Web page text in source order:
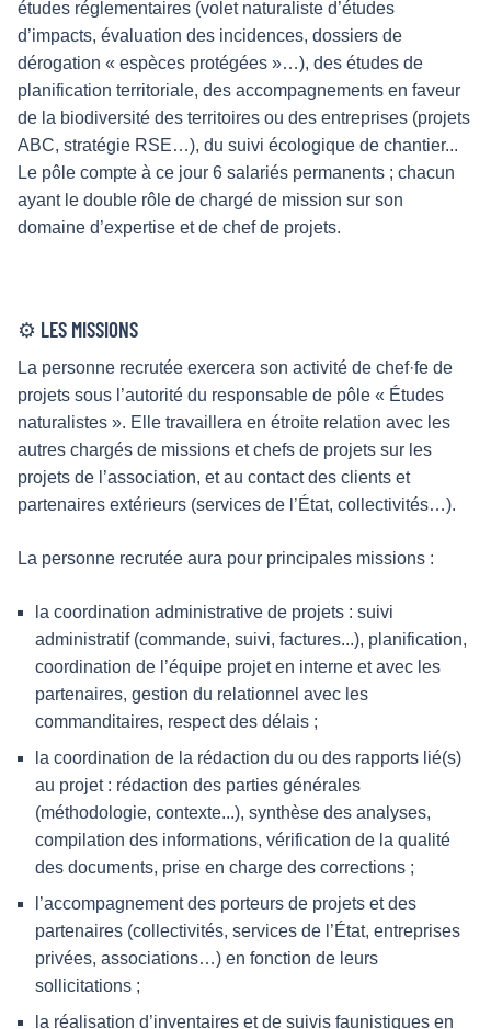
études réglementaires (volet naturaliste d’études
d’impacts, évaluation des incidences, dossiers de
dérogation « espèces protégées »…), des études de
planification territoriale, des accompagnements en faveur
de la biodiversité des territoires ou des entreprises (projets
ABC, stratégie RSE…), du suivi écologique de chantier...
Le pôle compte à ce jour 6 salariés permanents ; chacun
ayant le double rôle de chargé de mission sur son
domaine d’expertise et de chef de projets.
⚙️ LES MISSIONS
La personne recrutée exercera son activité de chef·fe de
projets sous l’autorité du responsable de pôle « Études
naturalistes ». Elle travaillera en étroite relation avec les
autres chargés de missions et chefs de projets sur les
projets de l’association, et au contact des clients et
partenaires extérieurs (services de l’État, collectivités…).
La personne recrutée aura pour principales missions :
la coordination administrative de projets : suivi
administratif (commande, suivi, factures...), planification,
coordination de l’équipe projet en interne et avec les
partenaires, gestion du relationnel avec les
commanditaires, respect des délais ;
la coordination de la rédaction du ou des rapports lié(s)
au projet : rédaction des parties générales
(méthodologie, contexte...), synthèse des analyses,
compilation des informations, vérification de la qualité
des documents, prise en charge des corrections ;
l’accompagnement des porteurs de projets et des
partenaires (collectivités, services de l’État, entreprises
privées, associations…) en fonction de leurs
sollicitations ;
la réalisation d’inventaires et de suivis faunistiques en